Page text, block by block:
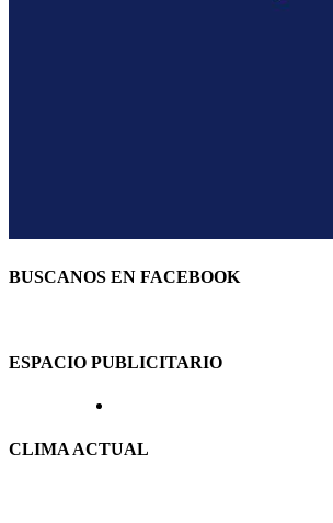
BUSCANOS EN FACEBOOK
ESPACIO PUBLICITARIO
CLIMA ACTUAL